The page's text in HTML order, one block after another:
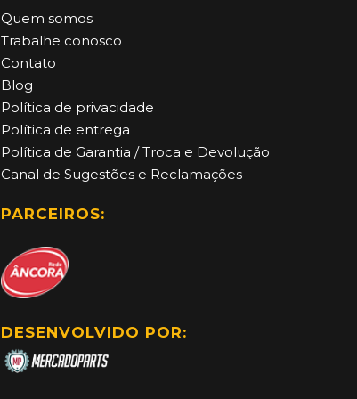
Quem somos
Trabalhe conosco
Contato
Blog
Política de privacidade
Política de entrega
Política de Garantia / Troca e Devolução
Canal de Sugestões e Reclamações
PARCEIROS:
DESENVOLVIDO POR: